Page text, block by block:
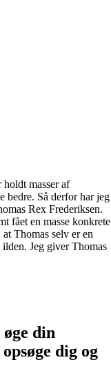
holdt masser af
bedre. Så derfor har jeg
Rex Frederiksen.
fået en masse konkrete
Thomas selv er en
Jeg giver Thomas
din
dig og